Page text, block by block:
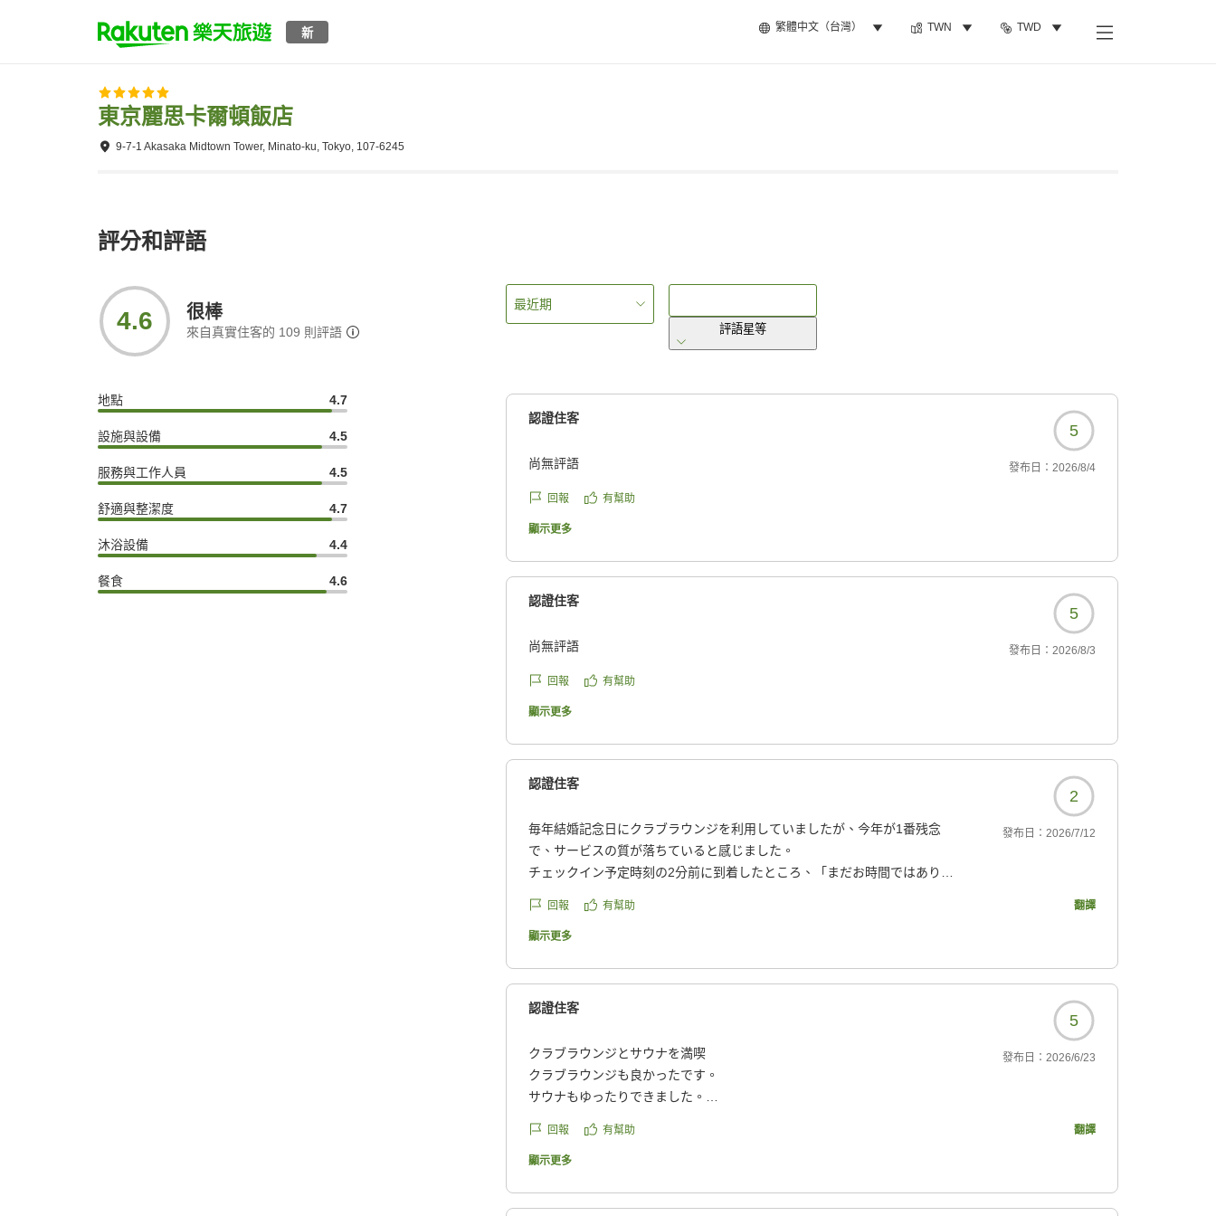
新 繁體中文（台灣） TWN TWD
東京麗思卡爾頓飯店
9-7-1 Akasaka Midtown Tower, Minato-ku, Tokyo, 107-6245
評分和評語
4.6 很棒
來自真實住客的 109 則評語
地點 4.7
設施與設備 4.5
服務與工作人員 4.5
舒適與整潔度 4.7
沐浴設備 4.4
餐食 4.6
最近期
評語星等
認證住客
5
尚無評語 發布日： 2026/8/4
回報 有幫助
顯示更多
認證住客
5
尚無評語 發布日： 2026/8/3
回報 有幫助
顯示更多
認證住客
2
毎年結婚記念日にクラブラウンジを利用していましたが、今年が1番残念
で、サービスの質が落ちていると感じました。
チェックイン予定時刻の2分前に到着したところ、「まだお時間ではありま
しているときにドリンクが少なくなると例年は「追加のドリンクはいかが
ですか?」など声をかけていただけていましたが、そういうこともほとんど
ッフと変わりません。インバウンド需要なのか、日本語が通じないスタッ
フも多いです。
いたり、ウェルカムメッセージが準備されていたりしましたが、今年は何
も無く、部屋も暗い状態でした。
唯一、クラブラウンジのキャプテンの方は素晴らしいサービスでした。細
声がけをいただいたり、期待していた以上のサービスをうけることができ
感動しました。
足した滞在ではありませんでした。
發布日： 2026/7/12
回報 有幫助 翻譯
顯示更多
認證住客
5
クラブラウンジとサウナを満喫
クラブラウンジも良かったです。
サウナもゆったりできました。
https://review.travel.rakuten.co.jp/hotel/voice/64045?
reviewId=33123477933108
發布日： 2026/6/23
回報 有幫助 翻譯
顯示更多